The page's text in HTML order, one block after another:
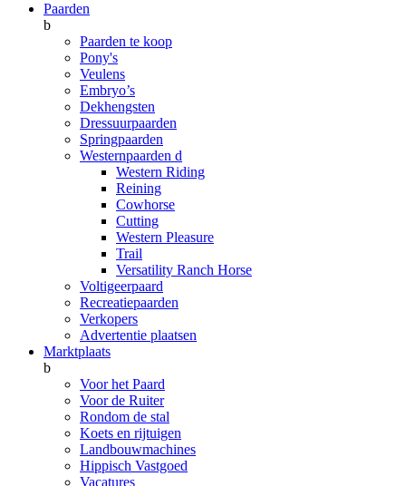
Paarden
b
Paarden te koop
Pony's
Veulens
Embryo’s
Dekhengsten
Dressuurpaarden
Springpaarden
Westernpaarden d
Western Riding
Reining
Cowhorse
Cutting
Western Pleasure
Trail
Versatility Ranch Horse
Voltigeerpaard
Recreatiepaarden
Verkopers
Advertentie plaatsen
Marktplaats
b
Voor het Paard
Voor de Ruiter
Rondom de stal
Koets en rijtuigen
Landbouwmachines
Hippisch Vastgoed
Vacatures